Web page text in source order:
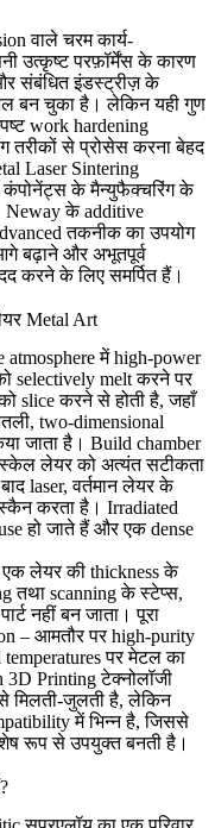
वाले चरम कार्य-
उत्कृष्ट परफ़ॉर्मेंस के कारण
संबंधित इंडस्ट्रीज़ के
बन चुका है। लेकिन यही गुण
work hardening
तरीकों से प्रोसेस करना बेहद
Laser Sintering
के मैन्युफैक्चरिंग के
Neway के additive
तकनीक का उपयोग
बढ़ाने और अभूतपूर्व
करने के लिए समर्पित हैं।
Metal Art
में high-power
selectively melt करने पर
slice करने से होती है, जहाँ
two-dimensional
जाता है। Build chamber
स्केल लेयर को अत्यंत सटीकता
laser, वर्तमान लेयर के
करता है। Irradiated
हो जाते हैं और एक dense
एक लेयर की thickness के
तथा scanning के स्टेप्स,
नहीं बन जाता। पूरा
– आमतौर पर high-purity
temperatures पर मेटल का
3D Printingटेक्नोलॉजी
मिलती-जुलती है, लेकिन
में भिन्न है, जिससे
रूप से उपयुक्त बनती है।